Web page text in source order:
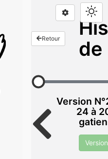
Retour
de
Version
24 à